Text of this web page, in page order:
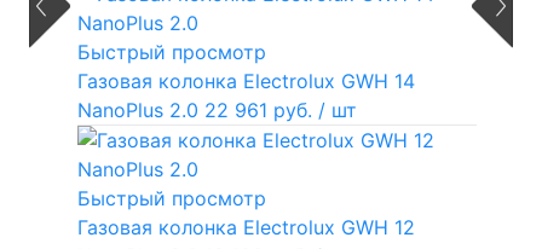
Быстрый просмотр
Газовая колонка Electrolux GWH 14
NanoPlus 2.0 22 961 руб. / шт
Быстрый просмотр
Газовая колонка Electrolux GWH 12